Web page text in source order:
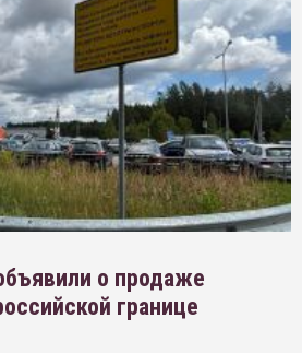
о продаже
границе